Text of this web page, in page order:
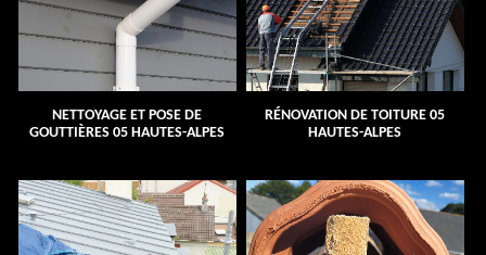
NETTOYAGE ET POSE DE
GOUTTIÈRES 05 HAUTES-ALPES
RÉNOVATION DE TOITURE 05
HAUTES-ALPES